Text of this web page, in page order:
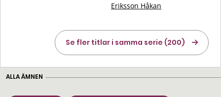
Eriksson Håkan
Se fler titlar i samma serie (200)
ALLA ÄMNEN